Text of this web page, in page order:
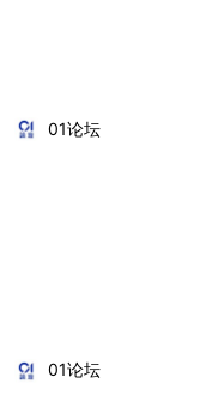
01论坛
01论坛